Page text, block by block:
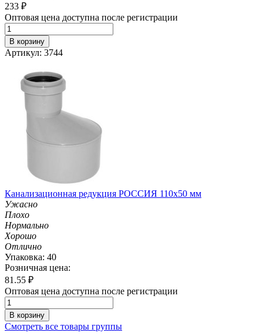
233 ₽
Оптовая цена доступна после регистрации
В корзину
Артикул: 3744
Канализационная редукция РОССИЯ 110х50 мм
Ужасно
Плохо
Нормально
Хорошо
Отлично
Упаковка: 40
Розничная цена:
81.55 ₽
Оптовая цена доступна после регистрации
В корзину
Смотреть все товары группы